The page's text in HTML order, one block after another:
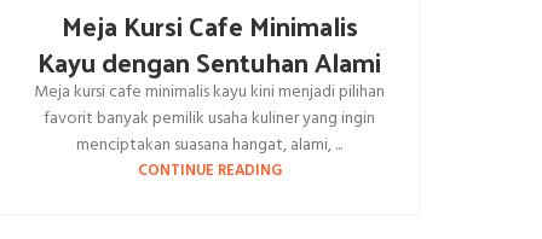
Meja Kursi Cafe Minimalis
Kayu dengan Sentuhan Alami
Meja kursi cafe minimalis kayu kini menjadi pilihan
favorit banyak pemilik usaha kuliner yang ingin
menciptakan suasana hangat, alami, ...
CONTINUE READING